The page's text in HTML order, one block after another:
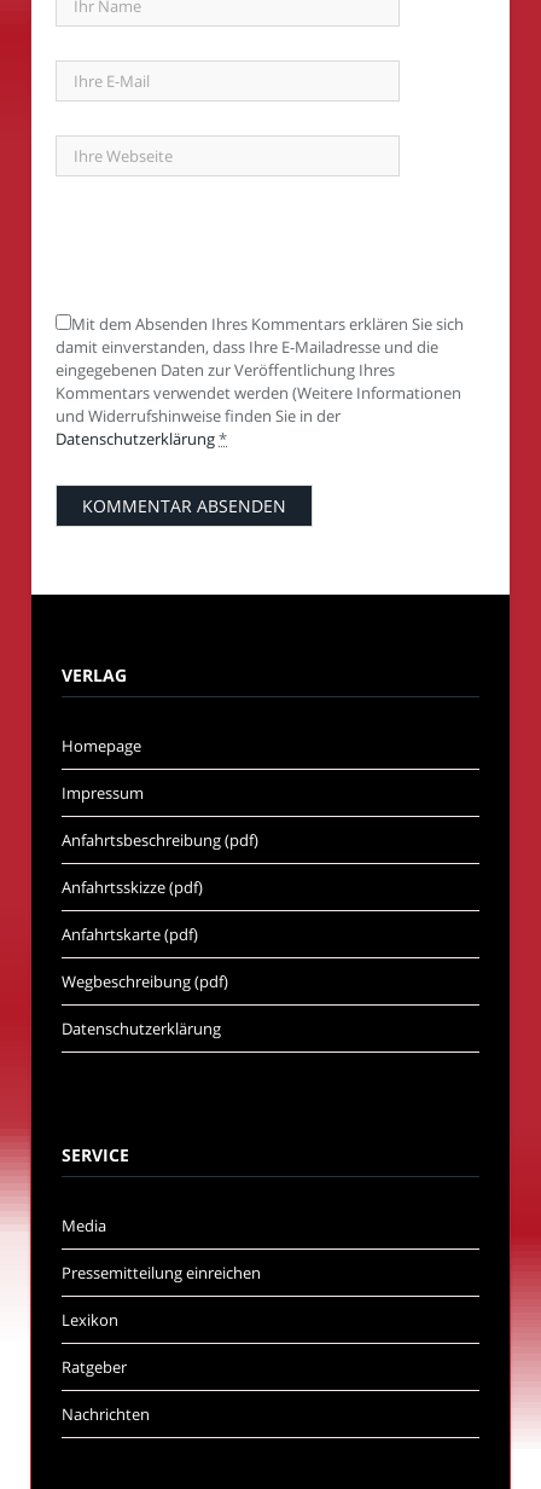
Mit dem Absenden Ihres Kommentars erklären Sie sich
damit einverstanden, dass Ihre E-Mailadresse und die
eingegebenen Daten zur Veröffentlichung Ihres
Kommentars verwendet werden (Weitere Informationen
und Widerrufshinweise finden Sie in der
Datenschutzerklärung*
VERLAG
Homepage
Impressum
Anfahrtsbeschreibung (pdf)
Anfahrtsskizze (pdf)
Anfahrtskarte (pdf)
Wegbeschreibung (pdf)
Datenschutzerklärung
SERVICE
Media
Pressemitteilung einreichen
Lexikon
Ratgeber
Nachrichten